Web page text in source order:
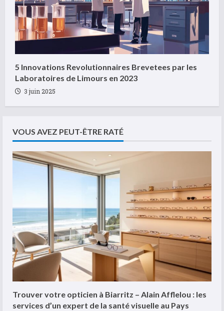
5 Innovations Revolutionnaires Brevetees par les
Laboratoires de Limours en 2023
3 juin 2025
VOUS AVEZ PEUT-ÊTRE RATÉ
Trouver votre opticien à Biarritz – Alain Afflelou : les
services d’un expert de la santé visuelle au Pays